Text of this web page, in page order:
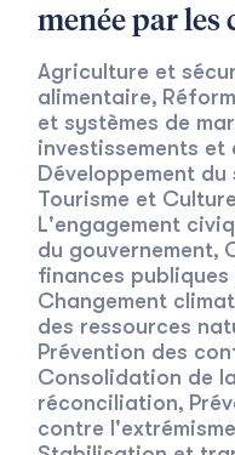
menée par les
Agriculture et
alimentaire,
et systèmes de
investissements et
Développement
Tourisme et Culture
L'engagement
du gouvernement,
finances publiques
Changement
des ressources
Prévention des
Consolidation de
réconciliation,
contre